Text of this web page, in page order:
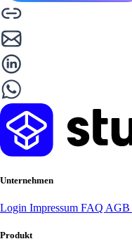
Unternehmen
Login Impressum FAQ AGB
Produkt